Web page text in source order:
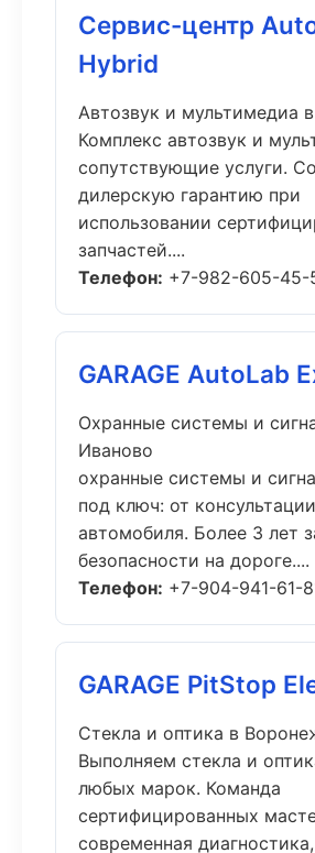
Сервис-центр
Hybrid
Автозвук и мультимедиа
Комплекс автозвук и
сопутствующие услуги.
дилерскую гарантию при
использовании
запчастей....
Телефон: +7-982-605-45-
GARAGE AutoLab
Охранные системы и
Иваново
охранные системы и
под ключ: от
автомобиля. Более 3 лет
безопасности на дороге....
Телефон: +7-904-941-61-
GARAGE PitStop
Стекла и оптика в
Выполняем стекла и
любых марок. Команда
сертифицированных
современная диагностика,